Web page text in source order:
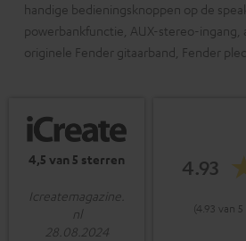
handige bedieningsknoppen op de
powerbankfunctie, AUX-stereo-ingang,
originele Fender gitaarband, Fender
4,5 van 5 sterren
Icreatemagazine.
nl
28.08.2024
4.93
(4.93 van